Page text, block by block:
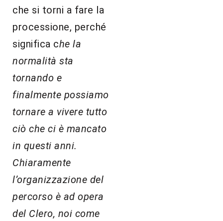
che si torni a fare la
processione, perché
significa che la
normalità sta
tornando e
finalmente possiamo
tornare a vivere tutto
ciò che ci è mancato
in questi anni.
Chiaramente
l’organizzazione del
percorso è ad opera
del Clero, noi come